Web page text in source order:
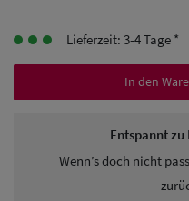
Herren
Sonnenschilder
Snapback Caps
Lieferzeit: 3-4 Tage *
In den
Entspannt
Wenn’s doch nicht